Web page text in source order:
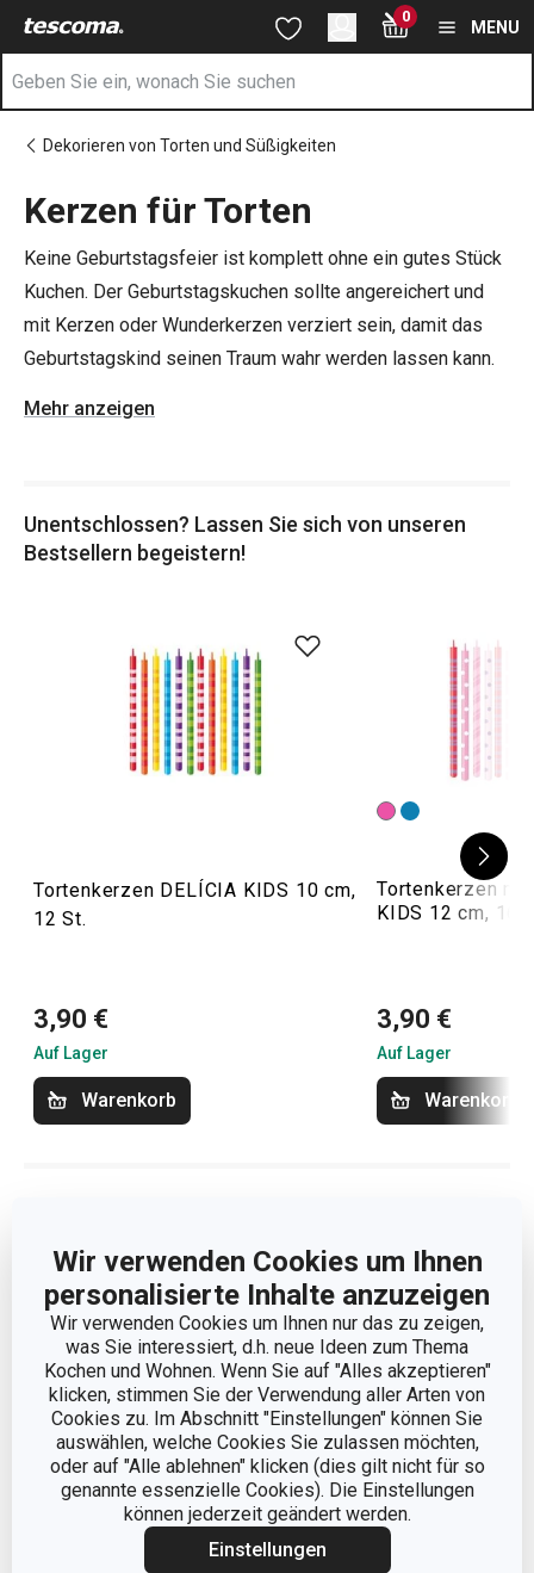
Wir verwenden Cookies um Ihnen
personalisierte Inhalte anzuzeigen
Wir verwenden Cookies um Ihnen nur das zu zeigen,
was Sie interessiert, d.h. neue Ideen zum Thema
Kochen und Wohnen. Wenn Sie auf "Alles akzeptieren"
klicken, stimmen Sie der Verwendung aller Arten von
Cookies zu. Im Abschnitt "Einstellungen" können Sie
auswählen, welche Cookies Sie zulassen möchten,
oder auf "Alle ablehnen" klicken (dies gilt nicht für so
genannte essenzielle Cookies). Die Einstellungen
können jederzeit geändert werden.
Einstellungen
Sie befinden sich auf der Kerzen für Torten Seite
Zum Hauptinhalt springen
Zur Suche springen
Zur Navigation springen 0
MENU
Dekorieren von Torten und Süßigkeiten
Kerzen für Torten
Keine Geburtstagsfeier ist komplett ohne ein gutes Stück
Kuchen. Der Geburtstagskuchen sollte angereichert und
mit Kerzen oder Wunderkerzen verziert sein, damit das
Geburtstagskind seinen Traum wahr werden lassen kann.
Tipp: Backen Sie einen selbstgebackenen
Servierbrett, in dem Sie ihn im Kühlschrank aufbewahren
und später servieren können.
Mehr anzeigen
Unentschlossen? Lassen Sie sich von unseren
Bestsellern begeistern!
Tortenkerzen DELÍCIA KIDS 10 cm,
12 St.
3,90 €
Auf Lager
Warenkorb
Tortenkerzen
KIDS 12 cm, 16
3,90 €
Auf Lager
Warenkorb